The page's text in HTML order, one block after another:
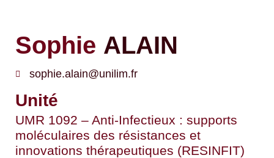
Sophie ALAIN
sophie.alain@unilim.fr
Unité
UMR 1092 – Anti-Infectieux : supports
moléculaires des résistances et
innovations thérapeutiques (RESINFIT)